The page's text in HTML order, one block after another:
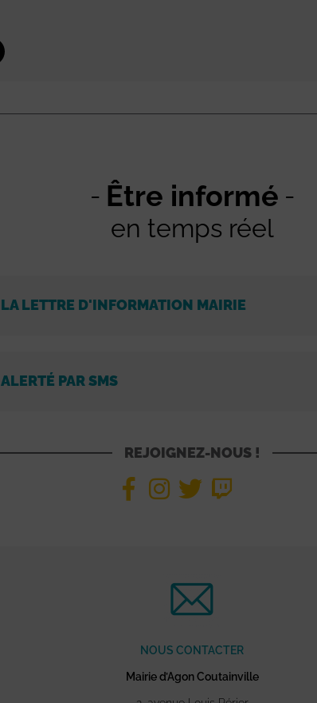
Être informé
en temps réel
LETTRE D'INFORMATION MAIRIE
PAR SMS
REJOIGNEZ-NOUS !
NOUS CONTACTER
Mairie d’Agon Coutainville